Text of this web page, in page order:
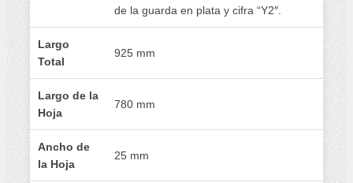
de la guarda en plata y cifra “Y2″.
Largo
Total
925 mm
Largo de la
Hoja
780 mm
Ancho de
la Hoja
25 mm